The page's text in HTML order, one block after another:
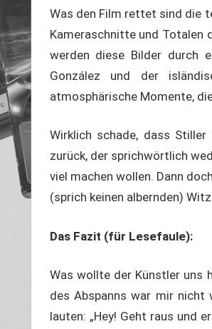
Was den Film rettet sind die
Kameraschnitte und Totalen
werden diese Bilder durch
González und der
atmosphärische Momente,
Wirklich schade, dass
zurück, der sprichwörtlich
viel machen wollen. Dann
(sprich keinen albernden)
Das Fazit (für Lesefaule):
Was wollte der Künstler uns
des Abspanns war mir
lauten: „Hey! Geht raus und